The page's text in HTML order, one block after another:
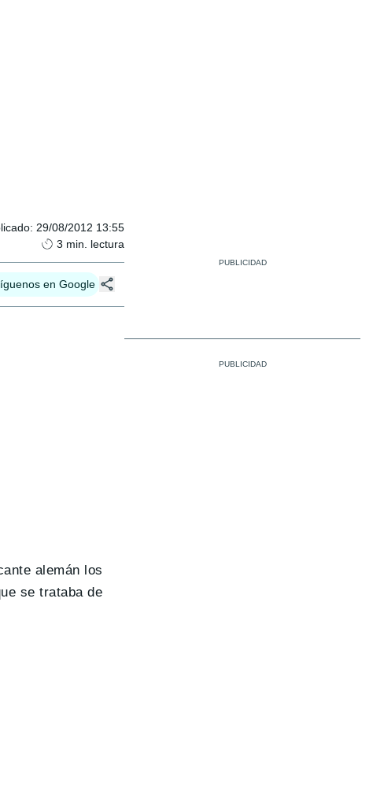
: 29/08/2012 13:55
3 min. lectura
en Google
alemán los
se trataba de